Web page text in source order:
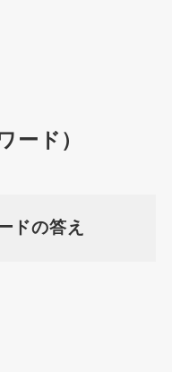
ード）
ドの答え